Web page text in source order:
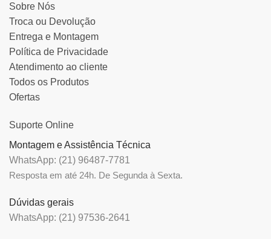
Sobre Nós
Troca ou Devolução
Entrega e Montagem
Política de Privacidade
Atendimento ao cliente
Todos os Produtos
Ofertas
Suporte Online
Montagem e Assistência Técnica
WhatsApp: (21) 96487-7781
Resposta em até 24h. De Segunda à Sexta.
Dúvidas gerais
WhatsApp: (21) 97536-2641